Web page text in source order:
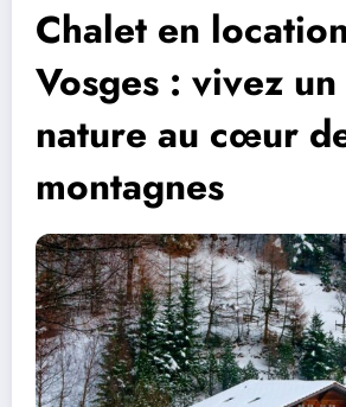
Chalet en
Vosges : vivez
nature au cœur
montagnes